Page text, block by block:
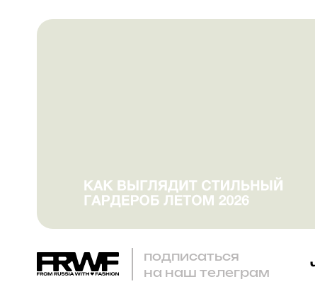
подписаться
на наш телеграм